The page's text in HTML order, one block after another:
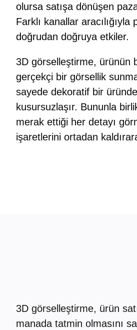
olursa satışa dönüşen
Farklı kanallar
doğrudan doğruya etkiler.
3D görselleştirme, ürünün
gerçekçi bir görsellik
sayede dekoratif bir
kusursuzlaşır. Bununla
merak ettiği her detayı
işaretlerini ortadan
3D görselleştirme, ürün
manada tatmin olmasını